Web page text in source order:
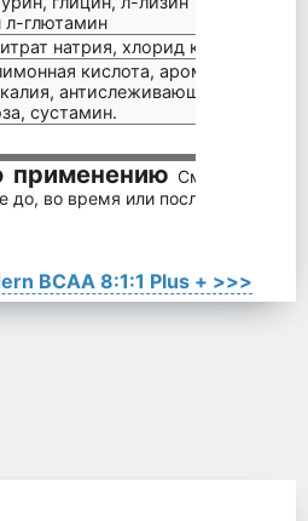
л-глютамин
натрия, хлорид калия)
кислота, ароматизатор,
антислеживающий агент
сустамин.
применению Смешайте 2
до, во время или после
BCAA 8:1:1 Plus + >>>